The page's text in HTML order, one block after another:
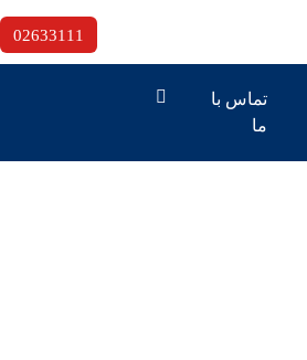
02633111
تماس با
ما